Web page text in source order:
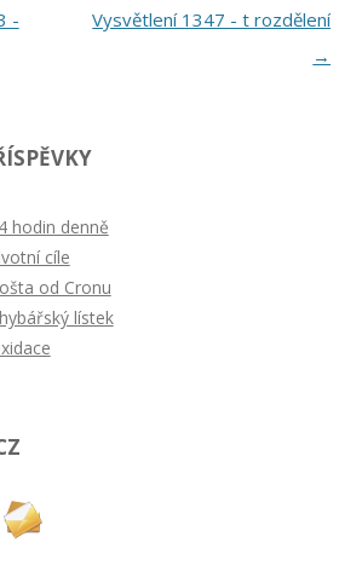
-
Vysvětlení 1347 - t rozdělení
→
hodin denně
cíle
od Cronu
lístek